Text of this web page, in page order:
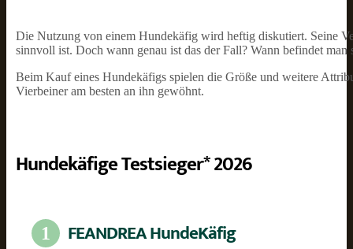
Die Nutzung von einem Hundekäfig wird heftig diskutiert. Seine
sinnvoll ist. Doch wann genau ist das der Fall? Wann befindet man
Beim Kauf eines Hundekäfigs spielen die Größe und weitere
Vierbeiner am besten an ihn gewöhnt.
Hundekäfige Testsieger* 2026
1 FEANDREA HundeKäfig